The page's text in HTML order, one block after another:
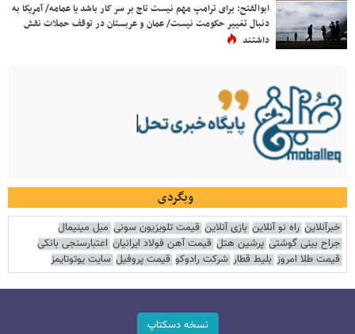
ابوالفتح: برای ترامپ مهم نیست تاج بر سر کار باشد یا عمامه/ آمریکا به
دنبال تغییر حکومت نیست/ عمان و عربستان در توقف حملات نقش
داشتند
وبگردی
خبرآنلاین راه نو آنلاین بازی آنلاین قیمت تلویزیون سونی مبل مینیمال
جراح بینی گوشتی پرشین هتل قیمت آهن فولاد ایرانیان اعتبارسنجی بانکی
قیمت طلا امروز بلیط قطار شرکت رادوکو قیمت پروفیل سایت یوتوتایمز
نسخه دسکتاپ